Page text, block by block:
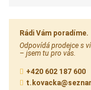
Rádi Vám poradíme.
Odpovídá prodejce s
– jsem tu pro vás.
+420 602 187 600